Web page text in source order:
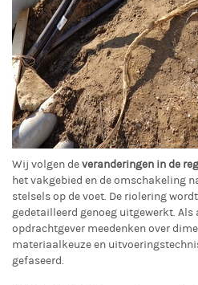
Wij volgen deveranderingen in de
het vakgebied en de omschakeling
stelsels op de voet. De riolering
gedetailleerd genoeg uitgewerkt.
opdrachtgever meedenken over
materiaalkeuze en
gefaseerd.